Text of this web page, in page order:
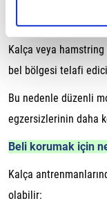
detaylı bilgi
Hareket
Kalça veya
bel bölgesi telafi
Bu nedenle düzenli
egzersizlerinin daha
Beli korumak için
Kalça
olabilir: